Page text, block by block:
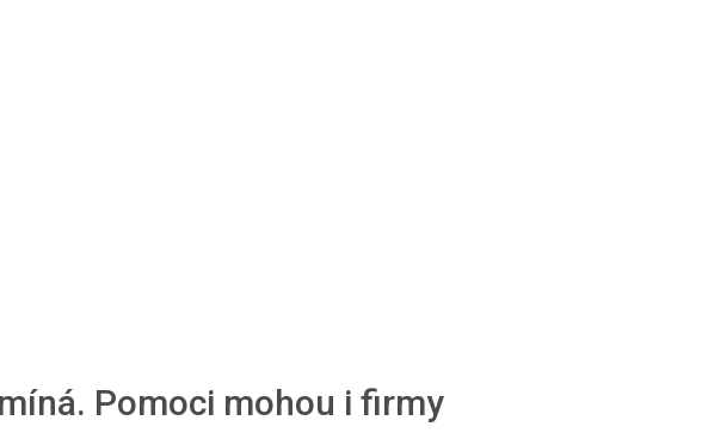
Pomoci mohou i firmy